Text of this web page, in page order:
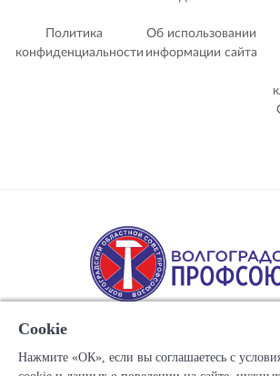
Политика
конфиденциальности
Об использовании
информации сайта
Cookie
Нажмите «ОК», если вы соглашаетесь с